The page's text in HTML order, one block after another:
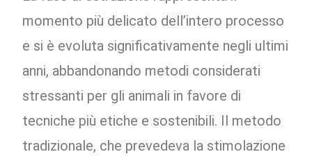
momento più delicato dell’intero processo
e si è evoluta significativamente negli ultimi
anni, abbandonando metodi considerati
stressanti per gli animali in favore di
tecniche più etiche e sostenibili. Il metodo
tradizionale, che prevedeva la stimolazione